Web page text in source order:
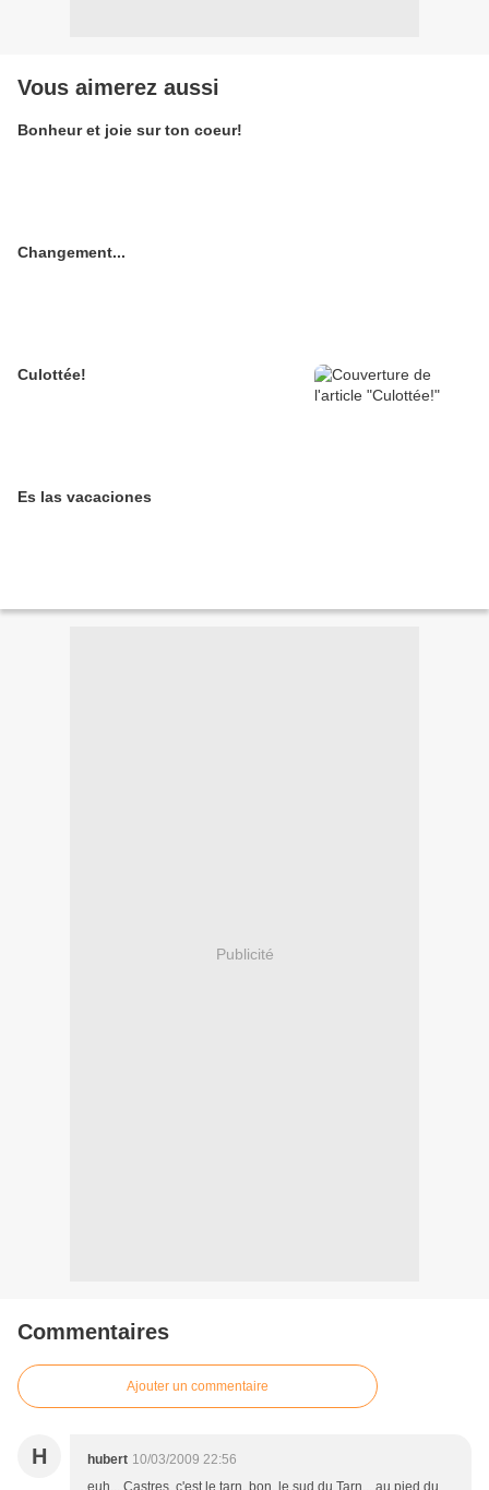
Vous aimerez aussi
Bonheur et joie sur ton coeur!
Changement...
Culottée!
Es las vacaciones
Publicité
Commentaires
Ajouter un commentaire
H hubert 10/03/2009 22:56
euh... Castres, c'est le tarn, bon, le sud du Tarn... au pied du